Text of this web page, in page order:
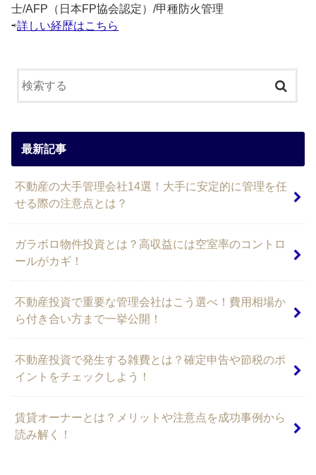
士/AFP（日本FP協会認定）/甲種防火管理
⇨詳しい経歴はこちら
最新記事
不動産の大手管理会社14選！大手に安定的に管理を任
せる際の注意点とは？
ガラボロ物件投資とは？高収益には空室率のコントロ
ールがカギ！
不動産投資で重要な管理会社はこう選べ！費用相場か
ら付き合い方まで一挙公開！
不動産投資で発生する雑費とは？確定申告や節税のポ
イントをチェックしよう！
賃貸オーナーとは？メリットや注意点を成功事例から
読み解く！